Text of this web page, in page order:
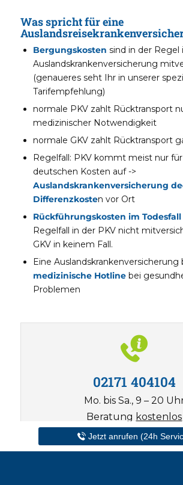
Was spricht für eine
Bergungskosten sind in der Regel
Auslandskrankenversicherung
(genaueres seht Ihr in unserer
Tarifempfehlung)
normale PKV zahlt Rücktransport
medizinischer Notwendigkeit
normale GKV zahlt Rücktransport
Regelfall: PKV kommt meist nur
deutschen Kosten auf ->
Auslandskrankenversicherung
Differenzkosten vor Ort
Rückführungskosten im Todesfall
Regelfall in der PKV nicht
GKV in keinem Fall.
Eine
medizinische Hotlinebei
Problemen
02171 404104
Mo. bis Sa., 9 – 20
Beratung kostenlos
Jetzt anrufen (24h